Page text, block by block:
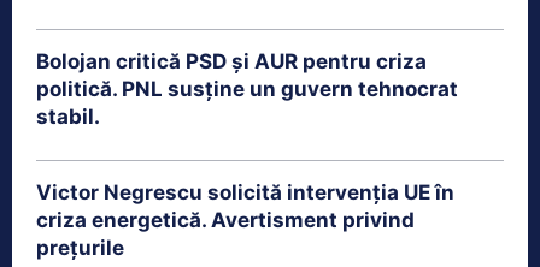
Bolojan critică PSD și AUR pentru criza
politică. PNL susține un guvern tehnocrat
stabil.
Victor Negrescu solicită intervenția UE în
criza energetică. Avertisment privind
prețurile